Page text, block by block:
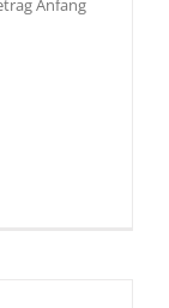
Anfang